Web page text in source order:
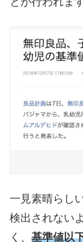
一見素晴らし
検出されない
く、 基準値以